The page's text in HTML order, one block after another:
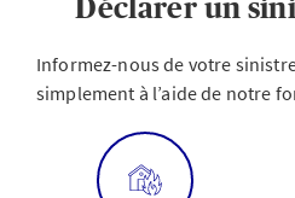
Déclarer un
Informez-nous de votre
simplement à l’aide de notre